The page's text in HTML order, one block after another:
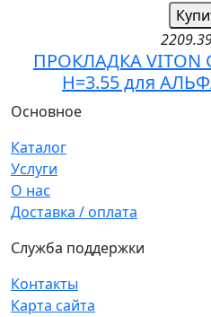
ПРОКЛАДКА VITON
H=3.55 для
Основное
Каталог
Услуги
О нас
Доставка / оплата
Служба поддержки
Контакты
Карта сайта